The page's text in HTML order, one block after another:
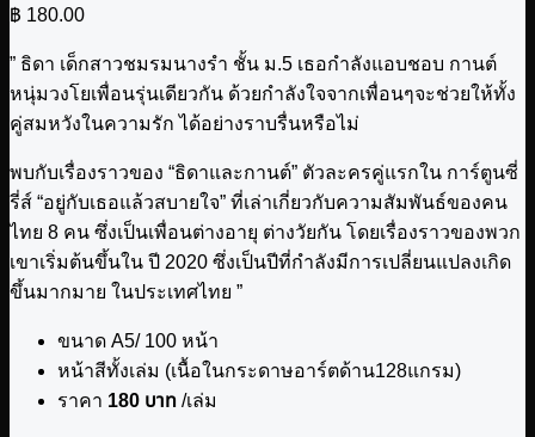
฿ 180.00
” ธิดา เด็กสาวชมรมนางรำ ชั้น ม.5 เธอกำลังแอบชอบ กานต์
หนุ่มวงโยเพื่อนรุ่นเดียวกัน ด้วยกำลังใจจากเพื่อนๆจะช่วยให้ทั้ง
คู่สมหวังในความรัก ได้อย่างราบรื่นหรือไม่
พบกับเรื่องราวของ “ธิดาและกานต์” ตัวละครคู่แรกใน การ์ตูนซี่
รี่ส์ “อยู่กับเธอแล้วสบายใจ” ที่เล่าเกี่ยวกับความสัมพันธ์ของคน
ไทย 8 คน ซึ่งเป็นเพื่อนต่างอายุ ต่างวัยกัน โดยเรื่องราวของพวก
เขาเริ่มต้นขึ้นใน ปี 2020 ซึ่งเป็นปีที่กำลังมีการเปลี่ยนแปลงเกิด
ขึ้นมากมาย ในประเทศไทย ”
ขนาด A5/ 100 หน้า
หน้าสีทั้งเล่ม (เนื้อในกระดาษอาร์ตด้าน128แกรม)
ราคา 180 บาท /เล่ม